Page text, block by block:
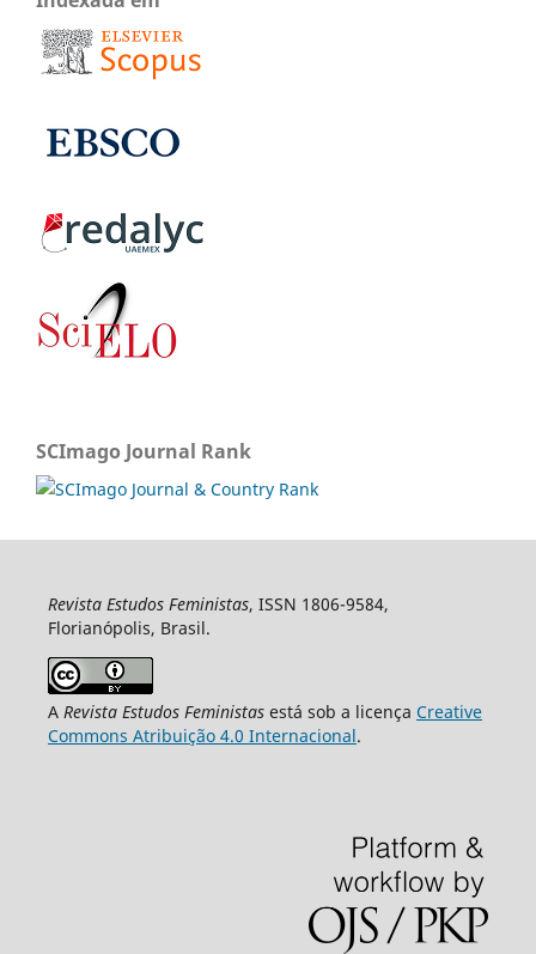
SCImago Journal Rank
Revista Estudos Feministas, ISSN 1806-9584,
Florianópolis, Brasil.
A Revista Estudos Feministasestá sob a licença Creative
Commons Atribuição 4.0 Internacional.